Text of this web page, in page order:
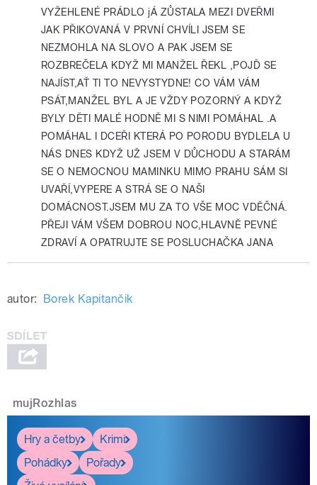
VYŽEHLENÉ PRÁDLO jÁ ZŮSTALA MEZI DVEŘMI
JAK PŘIKOVANÁ V PRVNÍ CHVÍLI JSEM SE
NEZMOHLA NA SLOVO A PAK JSEM SE
ROZBREČELA KDYŽ MI MANŽEL ŘEKL ,POJĎ SE
NAJÍST,AŤ TI TO NEVYSTYDNE! CO VÁM VÁM
PSÁT,MANŽEL BYL A JE VŽDY POZORNÝ A KDYŽ
BYLY DĚTI MALÉ HODNĚ MI S NIMI POMÁHAL .A
POMÁHAL I DCEŘI KTERÁ PO PORODU BYDLELA U
NÁS DNES KDYŽ UŽ JSEM V DŮCHODU A STARÁM
SE O NEMOCNOU MAMINKU MIMO PRAHU SÁM SI
UVAŘÍ,VYPERE A STRÁ SE O NAŠI
DOMÁCNOST.JSEM MU ZA TO VŠE MOC VDĚČNÁ.
PŘEJI VÁM VŠEM DOBROU NOC,HLAVNĚ PEVNÉ
ZDRAVÍ A OPATRUJTE SE POSLUCHAČKA JANA
autor: Borek Kapitančik
mujRozhlas
Hry a četby
Krimi
Pohádky
Pořady